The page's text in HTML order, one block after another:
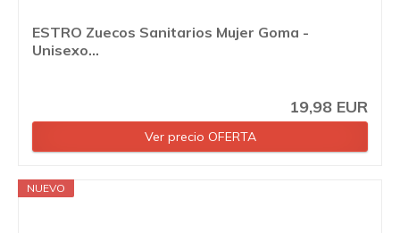
ESTRO Zuecos Sanitarios Mujer Goma -
Unisexo...
19,98 EUR
Ver precio OFERTA
NUEVO